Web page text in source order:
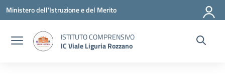
Vai ai contenuti
Vai al menu di navigazione
Vai al footer
Ministero dell'Istruzione e del Merito
ISTITUTO COMPRENSIVO
IC Viale Liguria Rozzano